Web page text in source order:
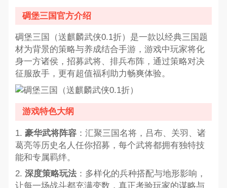
碉堡三国官方介绍
碉堡三国（送麒麟武侠0.1折）是一款以经典三国题
材为背景的策略与养成结合手游，游戏中玩家将化
身一方诸侯，招募武将、排兵布阵，通过策略对决
征服敌手，更有超值福利助力畅爽体验。
游戏特色大纲
1. 豪华武将阵容：汇聚三国名将，吕布、关羽、诸
葛亮等历史名人任你招募，每个武将都拥有独特技
能和专属羁绊。
2. 深度策略玩法：多样化的兵种搭配与地形影响，
让每一场战斗都充满变数，真正考验玩家的谋略与